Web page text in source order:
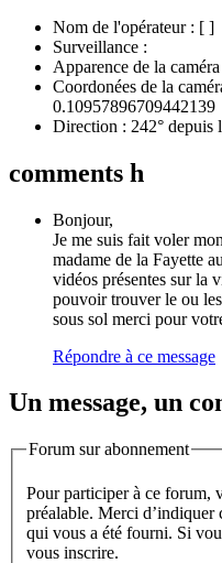
Nom de l'opérateur : [ ]
Surveillance :
Apparence de la caméra
Coordonées de la
0.10957896709442139
Direction : 242° depuis
comments h
Bonjour,
Je me suis fait voler
madame de la Fayette
vidéos présentes sur la
pouvoir trouver le ou
sous sol merci pour
Répondre à ce message
Un message, un
Forum sur abonnement
Pour participer à ce forum, vous devez vous enregistrer au
préalable. Merci d’indiquer ci-dessous l’identifiant personnel
qui vous a été fourni. Si vous n’êtes pas enregistré, vous devez
vous inscrire.